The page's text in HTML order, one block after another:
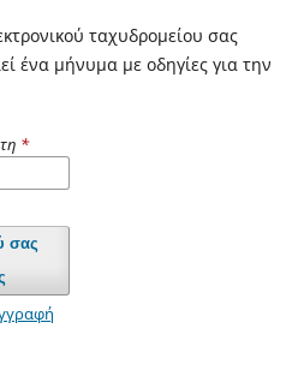
ταχυδρομείου σας
ένα μήνυμα με οδηγίες για την
*
σας